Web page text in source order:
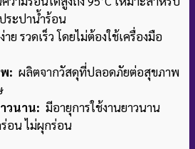
ระปาน้ำร้อน
าย รวดเร็ว โดยไม่ต้องใช้เครื่องมือ
: ผลิตจากวัสดุที่ปลอดภัยต่อสุขภาพ
วนาน: มีอายุการใช้งานยาวนาน
อน ไม่ผุกร่อน